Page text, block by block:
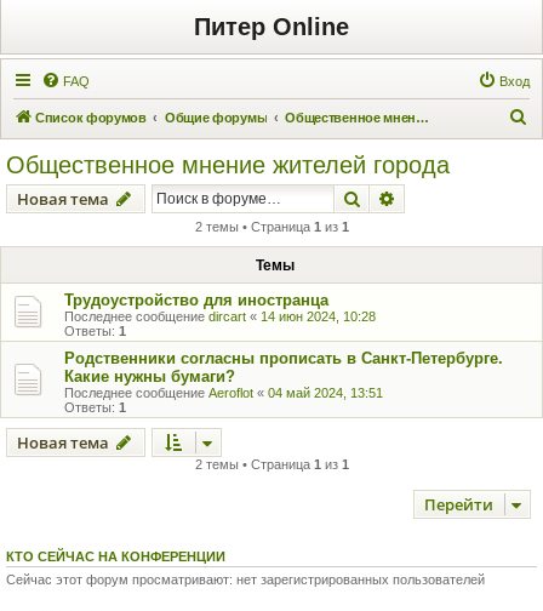
Питер Online
FAQ Вход
Список форумов Общие форумы Общественное мнение жителей города
Общественное мнение жителей города
Новая тема Поиск
2 темы • Страница 1 из 1
Темы
Трудоустройство для иностранца
Последнее сообщение dircart « 14 июн 2024, 10:28
Ответы: 1
Родственники согласны прописать в Санкт-Петербурге.
Какие нужны бумаги?
Последнее сообщение Aeroflot « 04 май 2024, 13:51
Ответы: 1
Новая тема
2 темы • Страница 1 из 1
Перейти
КТО СЕЙЧАС НА КОНФЕРЕНЦИИ
Сейчас этот форум просматривают: нет зарегистрированных пользователей